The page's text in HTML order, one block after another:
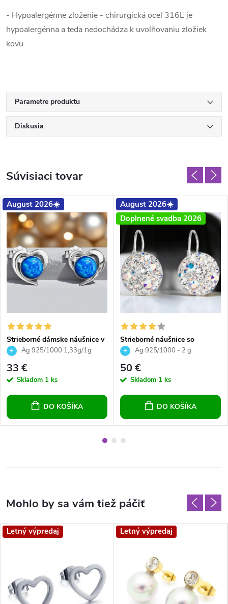
- Hypoalergénne zloženie - chirurgická oceľ 316L je
hypoalergénna a teda nedochádza k uvoľňovaniu zložiek
kovu
Parametre produktu
Diskusia
Súvisiaci tovar
August 2026☀️
Strieborné dámske náušnice v
tvare srdiečka s modrým
Ag 925/1000 1,33g/1g
33 €
Skladom 1 ks
DO KOŠÍKA
August 2026☀️
Doplnené svadba 2026
Strieborné náušnice so
Swarovski Crystals okrúhle -
Ag 925/1000 - 2 g
50 €
Skladom 1 ks
DO KOŠÍKA
Letný výpredaj Letný výpredaj